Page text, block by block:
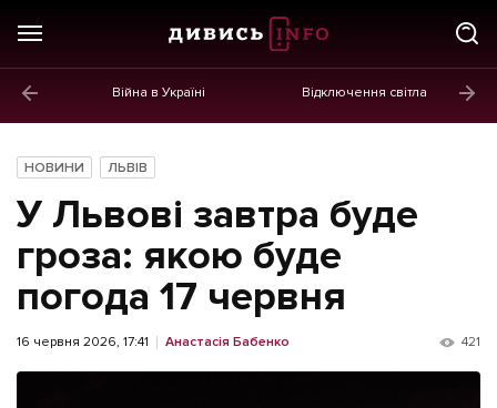
Війна в Україні Відключення світла
Новини
Політика
Економіка
Бізнес
Життя
Культура
НОВИНИ ЛЬВІВ
У Львові завтра буде
гроза: якою буде
погода 17 червня
16 червня 2026, 17:41 Анастасія Бабенко 421